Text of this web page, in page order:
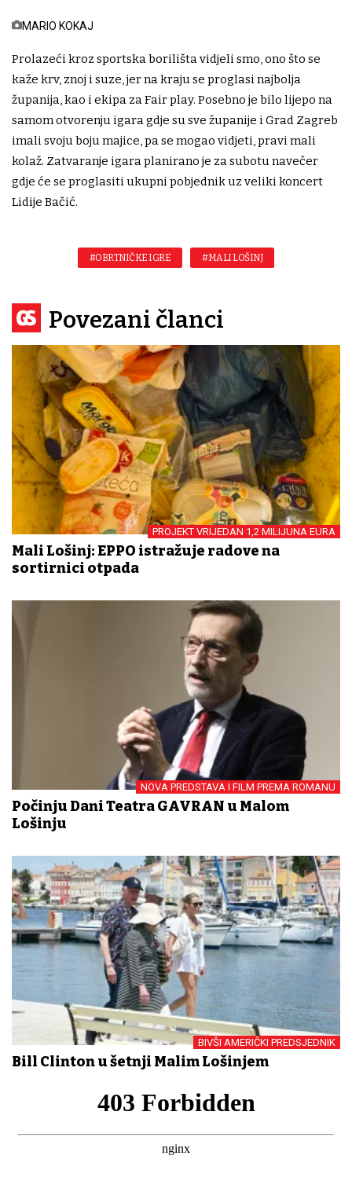
MARIO KOKAJ
Prolazeći kroz sportska borilišta vidjeli smo, ono što se
kaže krv, znoj i suze, jer na kraju se proglasi najbolja
županija, kao i ekipa za Fair play. Posebno je bilo lijepo na
samom otvorenju igara gdje su sve županije i Grad Zagreb
imali svoju boju majice, pa se mogao vidjeti, pravi mali
kolaž. Zatvaranje igara planirano je za subotu navečer
gdje će se proglasiti ukupni pobjednik uz veliki koncert
Lidije Bačić.
#OBRTNIČKE IGRE #MALI LOŠINJ
Povezani članci
PROJEKT VRIJEDAN 1,2 MILIJUNA EURA
Mali Lošinj: EPPO istražuje radove na
sortirnici otpada
NOVA PREDSTAVA I FILM PREMA ROMANU
Počinju Dani Teatra GAVRAN u Malom
Lošinju
BIVŠI AMERIČKI PREDSJEDNIK
Bill Clinton u šetnji Malim Lošinjem